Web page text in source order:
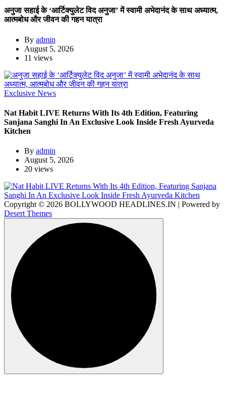
अनुजा सहाई के ‘आर्टिक्युलेट विद अनुजा’ में स्वामी अभेदानंद के साथ अध्यात्म,
आत्मबोध और जीवन की गहन यात्रा
By admin
August 5, 2026
11 views
Exclusive News
Nat Habit LIVE Returns With Its 4th Edition, Featuring
Sanjana Sanghi In An Exclusive Look Inside Fresh Ayurveda
Kitchen
By admin
August 5, 2026
20 views
Copyright © 2026 BOLLYWOOD HEADLINES.IN | Powered by
Desert Themes